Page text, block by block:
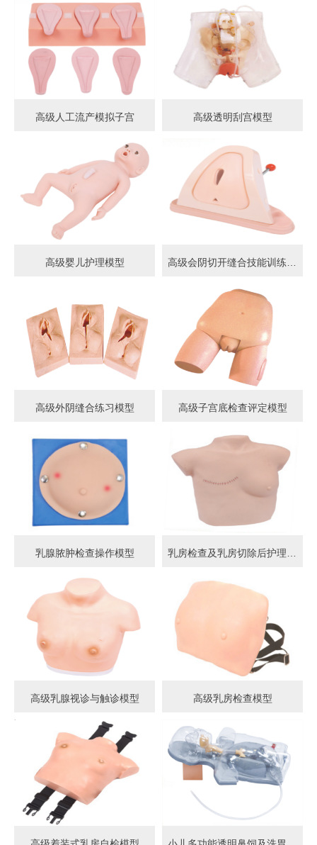
高级人工流产模拟子宫 高级透明刮宫模型
高级婴儿护理模型
高级外阴缝合练习模型 高级子宫底检查评定模型
乳腺脓肿检查操作模型
高级乳腺视诊与触诊模型 高级乳房检查模型